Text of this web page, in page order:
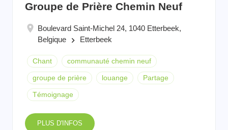
Groupe de Prière Chemin Neuf
Boulevard Saint-Michel 24, 1040 Etterbeek,
Belgique
keyboard_arrow_right Etterbeek
Chant communauté chemin neuf
groupe de prière louange Partage
Témoignage
PLUS D'INFOS